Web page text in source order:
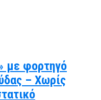
με φορτηγό
– Χωρίς